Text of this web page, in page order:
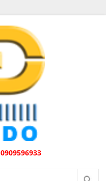
0909596933